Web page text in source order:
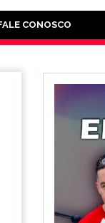
CONOSCO